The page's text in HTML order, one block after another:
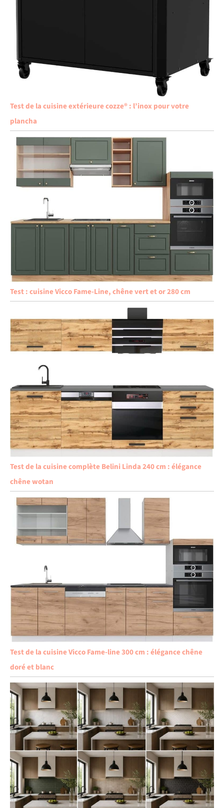
Test de la cuisine extérieure cozze® : l’inox pour votre
plancha
Test : cuisine Vicco Fame-Line, chêne vert et or 280 cm
Test de la cuisine complète Belini Linda 240 cm : élégance
chêne wotan
Test de la cuisine Vicco Fame-line 300 cm : élégance chêne
doré et blanc